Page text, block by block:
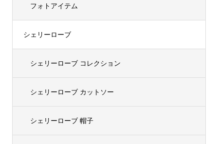
フォトアイテム
シェリーローブ
シェリーローブ コレクション
シェリーローブ カットソー
シェリーローブ 帽子